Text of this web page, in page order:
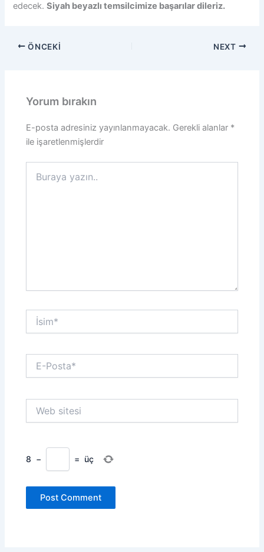
edecek.Siyah beyazlı temsilcimize başarılar dileriz.
ÖNCEKI NEXT
Yorum bırakın
E-posta adresiniz yayınlanmayacak. Gerekli alanlar *
ile işaretlenmişlerdir
yazın..
İsim*
Posta*
sitesi
8 − = üç